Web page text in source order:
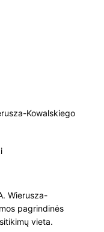
Kowalskiego
Wierusza-
pagrindinės
vieta.